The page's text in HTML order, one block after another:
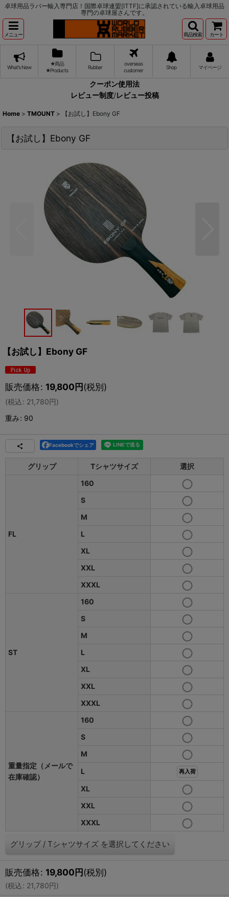
卓球用品ラバー輸入専門店！国際卓球連盟[ITTF]に承認されている輸入卓球用品
専門の卓球屋さんです。
メニュー 商品検索 カート
What's New
★商品
★Products
Rubber
overseas
customer
Shop マイページ
クーポン使用法
レビュー制度/レビュー投稿
Home > TMOUNT > 【お試し】Ebony GF
【お試し】Ebony GF
【お試し】Ebony GF
販売価格: 19,800円(税別)
(税込: 21,780円)
重み: 90
Facebookでシェア
グリップ Tシャツサイズ 選択
FL
160
S
M
L
XL
XXL
XXXL
ST
160
S
M
L
XL
XXL
XXXL
重量指定（メールで
在庫確認）
160
S
M
L
再入荷
XL
XXL
XXXL
グリップ / Tシャツサイズ を選択してください
販売価格: 19,800円(税別)
(税込: 21,780円)